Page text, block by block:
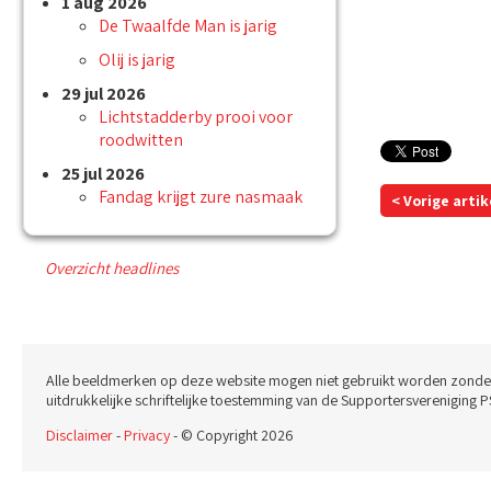
De Twaalfde Man is jarig
Olij is jarig
29 jul 2026
Lichtstadderby prooi voor
roodwitten
25 jul 2026
Fandag krijgt zure nasmaak
Overzicht headlines
< Vorige
Alle beeldmerken op deze website mogen niet gebruikt worden
uitdrukkelijke schriftelijke toestemming van de Supportersvereniging
Disclaimer-Privacy- © Copyright 2026